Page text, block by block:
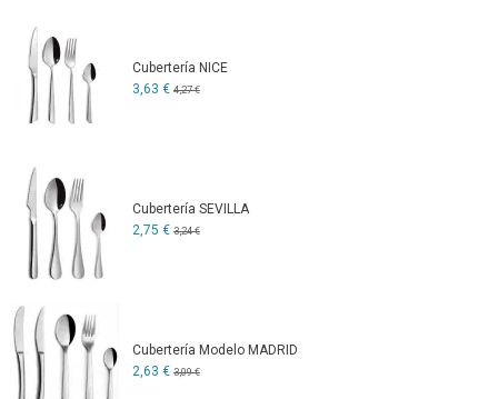
Cubertería NICE
3,63 € 4,27 €
Cubertería SEVILLA
2,75 € 3,24 €
Cubertería Modelo MADRID
2,63 € 3,09 €